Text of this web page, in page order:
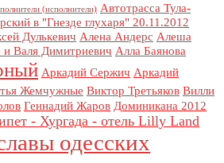
(исполнители) Автотрасса Тула-
в "Гнезде глухаря" 20.11.2012
Дулькевич Алена Андерс Алеша
Валя Димитриевич Алла Баянова
Аркадий Сержич Аркадий
Жемчужные Виктор Третьяков Вилли
Геннадий Жаров Доминикана 2012
- Хургада - отель Lilly Land
одесских